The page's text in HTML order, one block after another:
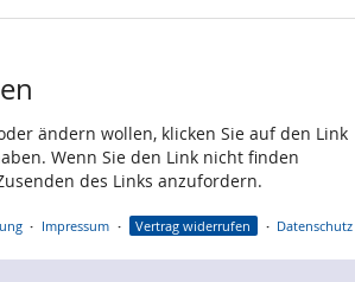
ändern wollen, klicken Sie auf den Link
Wenn Sie den Link nicht finden
des Links anzufordern.
Impressum Vertrag widerrufen Datenschutz